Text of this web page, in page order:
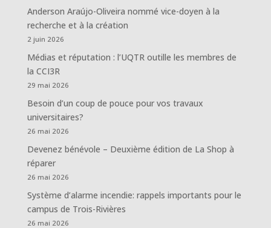
Anderson Araújo-Oliveira nommé vice-doyen à la
recherche et à la création
2 juin 2026
Médias et réputation : l’UQTR outille les membres de
la CCI3R
29 mai 2026
Besoin d’un coup de pouce pour vos travaux
universitaires?
26 mai 2026
Devenez bénévole – Deuxième édition de La Shop à
réparer
26 mai 2026
Système d’alarme incendie: rappels importants pour le
campus de Trois-Rivières
26 mai 2026